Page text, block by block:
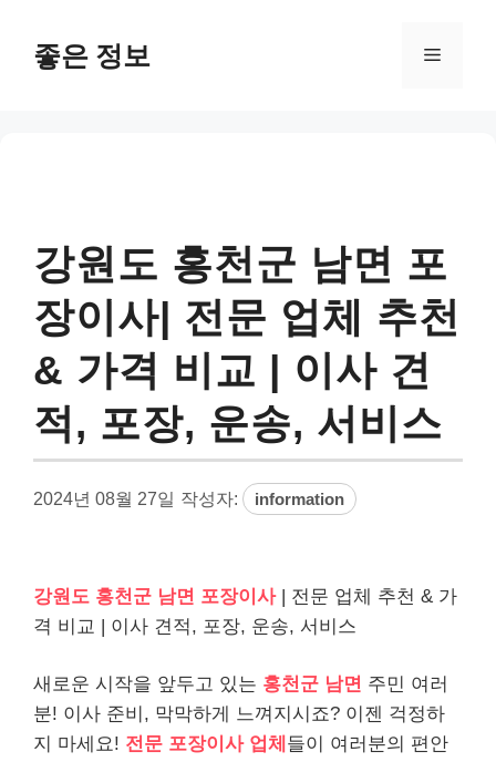
좋은 정보 메
강원도 홍천군 남면 포
장이사| 전문 업체 추천
& 가격 비교 | 이사 견
적, 포장, 운송, 서비스
2024년 08월 27일 작성자: information
강원도 홍천군 남면 포장이사| 전문 업체 추천 & 가
격 비교 | 이사 견적, 포장, 운송, 서비스
새로운 시작을 앞두고 있는 홍천군 남면 주민 여러
분! 이사 준비, 막막하게 느껴지시죠? 이젠 걱정하
지 마세요! 전문 포장이사 업체 들이 여러분의 편안